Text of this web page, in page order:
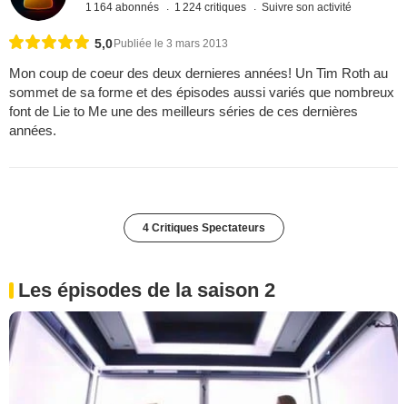
1 164 abonnés 1 224 critiques Suivre son activité
5,0 Publiée le 3 mars 2013
Mon coup de coeur des deux dernieres années! Un Tim Roth au
sommet de sa forme et des épisodes aussi variés que nombreux
font de Lie to Me une des meilleurs séries de ces dernières
années.
4 Critiques Spectateurs
Les épisodes de la saison 2